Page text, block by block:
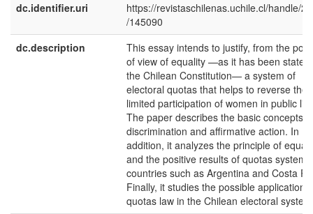
dc.identifier.uri
https://revistaschilenas.uchile.cl/handle/
/145090
dc.description
This essay intends to justify, from the
of view of equality —as it has been stated
the Chilean Constitution— a system of
electoral quotas that helps to reverse the
limited participation of women in public
The paper describes the basic concepts
discrimination and affirmative action. In
addition, it analyzes the principle of
and the positive results of quotas
countries such as Argentina and Costa
Finally, it studies the possible application
quotas law in the Chilean electoral